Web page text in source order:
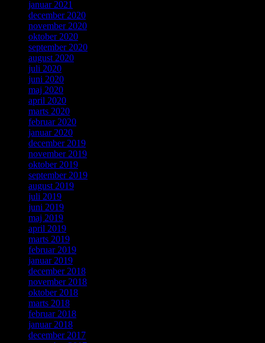
januar 2021
december 2020
november 2020
oktober 2020
september 2020
august 2020
juli 2020
juni 2020
maj 2020
april 2020
marts 2020
februar 2020
januar 2020
december 2019
november 2019
oktober 2019
september 2019
august 2019
juli 2019
juni 2019
maj 2019
april 2019
marts 2019
februar 2019
januar 2019
december 2018
november 2018
oktober 2018
marts 2018
februar 2018
januar 2018
december 2017